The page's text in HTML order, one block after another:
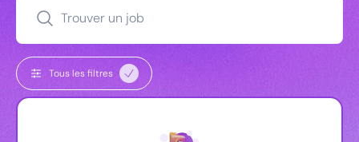
Trouver un job
Tous les filtres